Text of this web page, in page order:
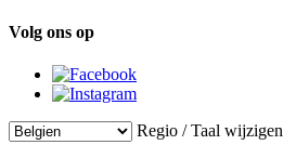
Volg ons op
Regio / Taal wijzigen